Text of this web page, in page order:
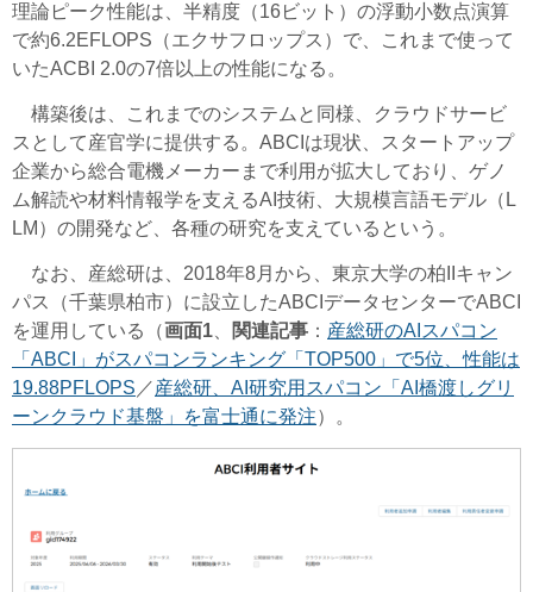
理論ピーク性能は、半精度（16ビット）の浮動小数点演算
で約6.2EFLOPS（エクサフロップス）で、これまで使って
いたACBI 2.0の7倍以上の性能になる。
構築後は、これまでのシステムと同様、クラウドサービ
スとして産官学に提供する。ABCIは現状、スタートアップ
企業から総合電機メーカーまで利用が拡大しており、ゲノ
ム解読や材料情報学を支えるAI技術、大規模言語モデル（L
LM）の開発など、各種の研究を支えているという。
なお、産総研は、2018年8月から、東京大学の柏IIキャン
パス（千葉県柏市）に設立したABCIデータセンターでABCI
を運用している（画面1 関連記事 ： 産総研のAIスパコン
「ABCI」がスパコンランキング「TOP500」で5位、性能は
19.88PFLOPS ／産総研、AI研究用スパコン「AI橋渡しグリ
ーンクラウド基盤」を富士通に発注）。